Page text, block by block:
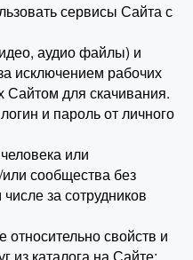
сервисы Сайта с
аудио файлы) и
исключением рабочих
Сайтом для скачивания.
и пароль от личного
или
сообщества без
за сотрудников
свойств и